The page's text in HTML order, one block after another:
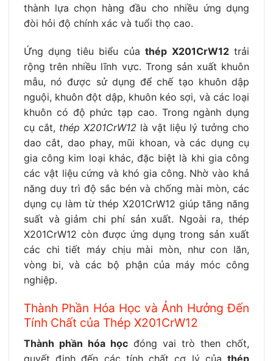
thành lựa chọn hàng đầu cho nhiều ứng dụng
đòi hỏi độ chính xác và tuổi thọ cao.
Ứng dụng tiêu biểu củathép X201CrW12trải
rộng trên nhiều lĩnh vực. Trong sản xuất khuôn
mẫu, nó được sử dụng để chế tạo khuôn dập
nguội, khuôn đột dập, khuôn kéo sợi, và các loại
khuôn có độ phức tạp cao. Trong ngành dụng
cụ cắt, thép X201CrW12 là vật liệu lý tưởng cho
dao cắt, dao phay, mũi khoan, và các dụng cụ
gia công kim loại khác, đặc biệt là khi gia công
các vật liệu cứng và khó gia công. Nhờ vào khả
năng duy trì độ sắc bén và chống mài mòn, các
dụng cụ làm từ thép X201CrW12 giúp tăng năng
suất và giảm chi phí sản xuất. Ngoài ra, thép
X201CrW12 còn được ứng dụng trong sản xuất
các chi tiết máy chịu mài mòn, như con lăn,
vòng bi, và các bộ phận của máy móc công
nghiệp.
Thành Phần Hóa Học và Ảnh Hưởng Đến
Tính Chất của Thép X201CrW12
Thành phần hóa học đóng vai trò then chốt,
quyết định đến các tính chất cơ lý của thép